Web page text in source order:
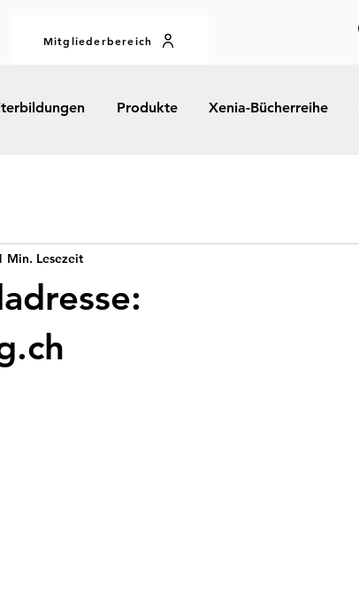
Mitgliederbereich
Produkte Xenia-Bücherreihe
Min. Lesezeit